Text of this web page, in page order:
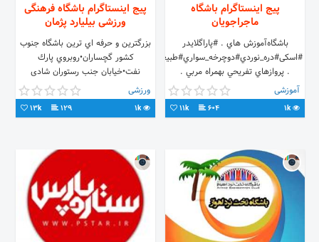
پیج اینستاگرام باشگاه
ماجراجویان
باشگاه‌‌‌‌آموزش هاي . #پاراگلایدر
#اسكی#دره_نوردي#دوچرخه_سواري#طبیعتگردی
. پروازهاي تفريحي بهمراه مربي .
تورهاي ماجراجويانه . 09123578009
شهرام راد
آموزشی
1k
604
11k
پیج اینستاگرام باشگاه فرهنگی
ورزشی بيليارد پژمان
بزرگترين و حرفه اي ترين باشگاه جنوب
کشور گچساران•روبروي پارك
نفت•خیابان جنب رستوران شادی
ورزشی
1k
129
13k